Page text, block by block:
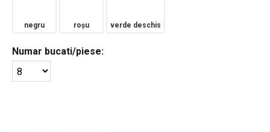
negru roșu verde deschis
Numar bucati/piese: